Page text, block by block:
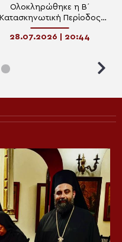
Ολοκληρώθηκε η Β΄
Κατασκηνωτική Περίοδος
της Αρχιεπισκοπής Κρήτης
στην Ανώπολη
28.07.2026 | 20:44